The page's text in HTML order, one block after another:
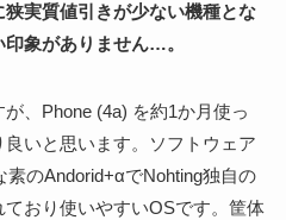
実質値引きが少ない機種とな
象がありません…。
、Phone (4a) を約1か月使っ
いと思います。ソフトウェア
のAndorid+αでNohting独自の
おり使いやすいOSです。筐体